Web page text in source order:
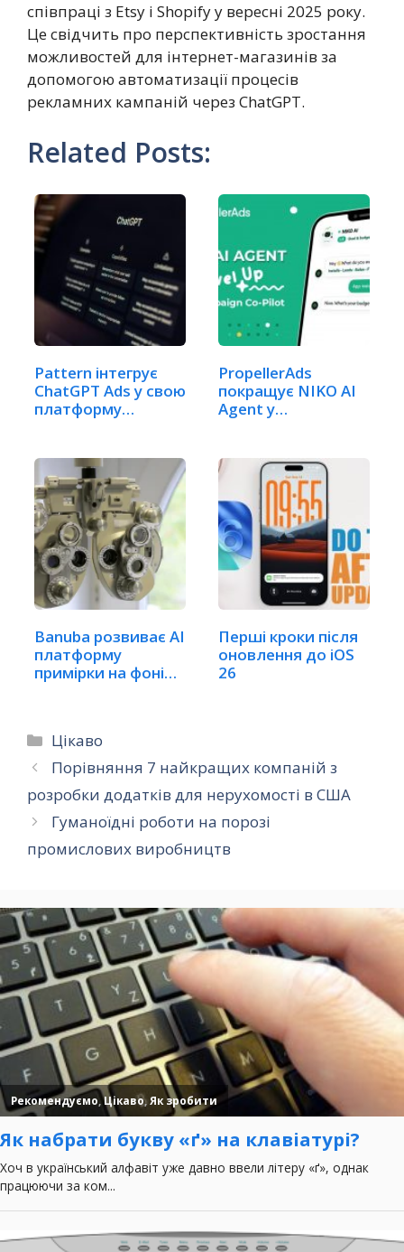
співпраці з Etsy і Shopify у вересні 2025 року.
Це свідчить про перспективність зростання
можливостей для інтернет-магазинів за
допомогою автоматизації процесів
рекламних кампаній через ChatGPT.
Related Posts:
Pattern інтегрує
ChatGPT Ads у свою
платформу…
PropellerAds
покращує NIKO AI
Agent у
Banuba розвиває AI
платформу
примірки на фоні…
Перші кроки після
оновлення до iOS
26
Категорії
Цікаво
Порівняння 7 найкращих компаній з
розробки додатків для нерухомості в США
Гуманоїдні роботи на порозі
промислових виробництв